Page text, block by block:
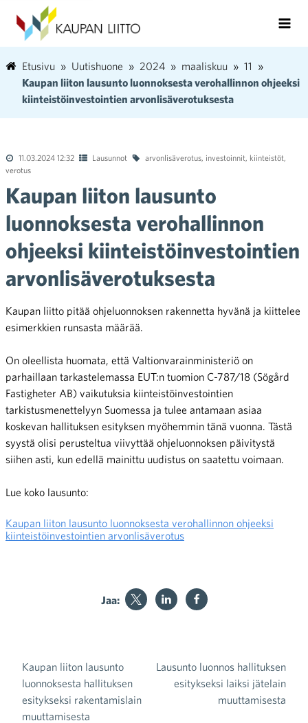
Etusivu Uutishuone 2024 maaliskuu
11
Kaupan liiton lausunto luonnoksesta verohallinnon ohjeeksi
kiinteistöinvestointien arvonlisäverotuksesta
11.03.2024 12:32 Lausunnot arvonlisäverotus, investoinnit, kiinteistöt,
verotus
Kaupan liiton lausunto
luonnoksesta verohallinnon
ohjeeksi kiinteistöinvestointien
arvonlisäverotuksesta
Kaupan liitto pitää ohjeluonnoksen rakennetta hyvänä ja kiittelee
esimerkkien runsasta määrää.
On oleellista huomata, että Valtionvarainministeriö on
parhaillaan tarkastelemassa EUT:n tuomion C-787/18 (Sögård
Fastigheter AB) vaikutuksia kiinteistöinvestointien
tarkistusmenettelyyn Suomessa ja tulee antamaan asiaa
koskevan hallituksen esityksen myöhemmin tänä vuonna. Tästä
syystä olisi perusteltua viivyttää ohjeluonnoksen päivitystä
siihen asti, kun edellä mainittu uudistus on saatettu voimaan.
Lue koko lausunto:
Kaupan liiton lausunto luonnoksesta verohallinnon ohjeeksi
kiinteistöinvestointien arvonlisäverotus
Jaa:
Artikkelien selaus
Kaupan liiton lausunto
luonnoksesta hallituksen
esitykseksi rakentamislain
muuttamisesta
Lausunto luonnos hallituksen
esitykseksi laiksi jätelain
muuttamisesta